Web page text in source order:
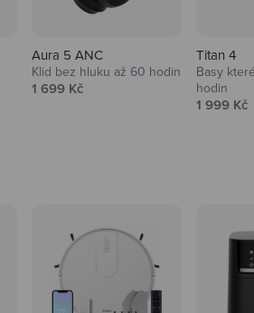
Aura 5 ANC
Klid bez hluku až 60 hodin
Prodejní cena
1 699 Kč
Titan 4
Basy
hodin
Prodejní
1 999 Kč